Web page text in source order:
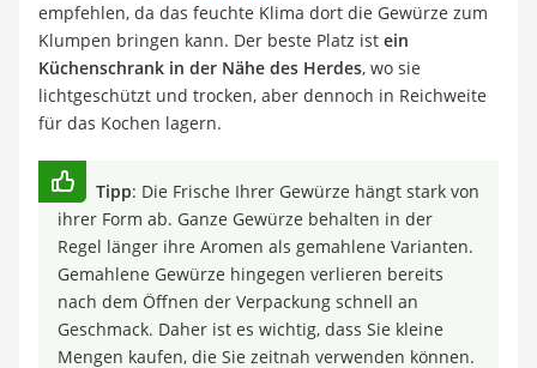
empfehlen, da das feuchte Klima dort die Gewürze zum
Klumpen bringen kann. Der beste Platz ist ein
Küchenschrank in der Nähe des Herdes, wo sie
lichtgeschützt und trocken, aber dennoch in Reichweite
für das Kochen lagern.
Tipp: Die Frische Ihrer Gewürze hängt stark von
ihrer Form ab. Ganze Gewürze behalten in der
Regel länger ihre Aromen als gemahlene Varianten.
Gemahlene Gewürze hingegen verlieren bereits
nach dem Öffnen der Verpackung schnell an
Geschmack. Daher ist es wichtig, dass Sie kleine
Mengen kaufen, die Sie zeitnah verwenden können.